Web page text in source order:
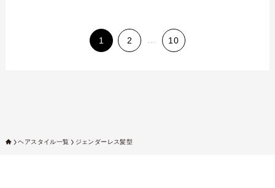
1 2 10
ヘアスタイル一覧 ジェンダーレス髪型